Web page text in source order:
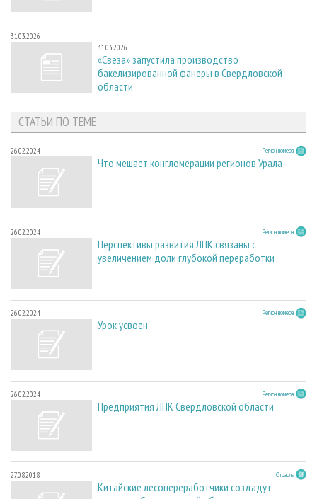
31.03.2026
31.03.2026
«Свеза» запустила производство
бакелизированной фанеры в Свердловской
области
СТАТЬИ ПО ТЕМЕ
26.02.2024 Регион номера
Что мешает конгломерации регионов Урала
26.02.2024 Регион номера
Перспективы развития ЛПК связаны с
увеличением доли глубокой переработки
26.02.2024 Регион номера
Урок усвоен
26.02.2024 Регион номера
Предприятия ЛПК Свердловской области
27.08.2018 Отрасль
Китайские лесопереработчики создадут